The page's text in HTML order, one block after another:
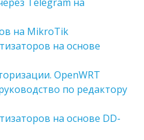
на MikroTik
на основе
OpenWRT
по редактору
на основе DD-